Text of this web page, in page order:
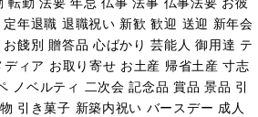
定年退職 退職祝い 新歓 歓迎 送迎 新年会
餞別 贈答品 心ばかり 芸能人 御用達 テ
ディア お取り寄せ お土産 帰省土産 寸志
ノベルティ 二次会 記念品 賞品 景品 引
引き菓子 新築内祝い バースデー 成人